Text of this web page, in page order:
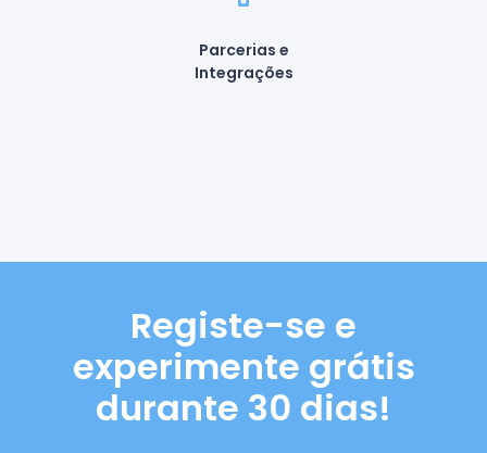
Parcerias e
Integrações
Registe-se e
experimente grátis
durante 30 dias!